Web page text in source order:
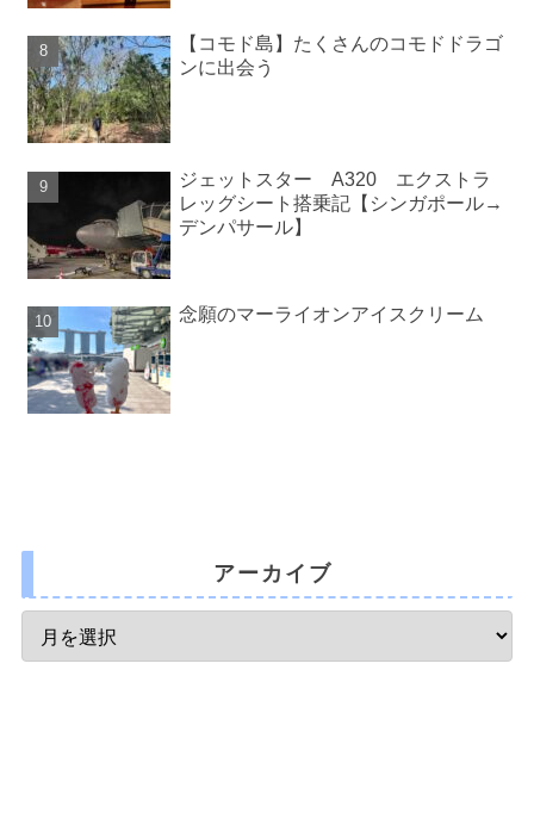
【コモド島】たくさんのコモドドラゴ
ンに出会う
ジェットスター A320 エクストラ
レッグシート搭乗記【シンガポール→
デンパサール】
念願のマーライオンアイスクリーム
アーカイブ